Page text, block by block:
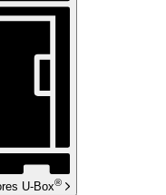
U-Box®